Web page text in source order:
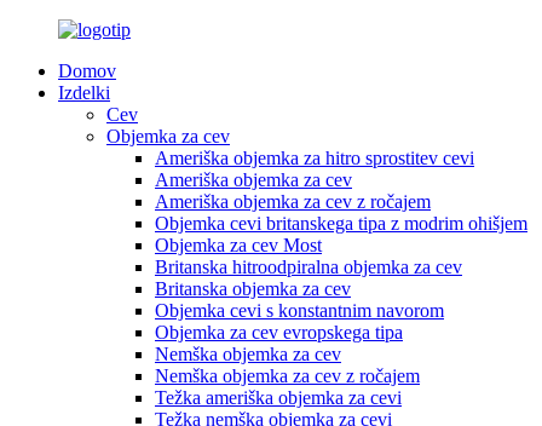
Domov
Izdelki
Cev
Objemka za cev
Ameriška objemka za hitro sprostitev cevi
Ameriška objemka za cev
Ameriška objemka za cev z ročajem
Objemka cevi britanskega tipa z modrim ohišjem
Objemka za cev Most
Britanska hitroodpiralna objemka za cev
Britanska objemka za cev
Objemka cevi s konstantnim navorom
Objemka za cev evropskega tipa
Nemška objemka za cev
Nemška objemka za cev z ročajem
Težka ameriška objemka za cevi
Težka nemška objemka za cevi